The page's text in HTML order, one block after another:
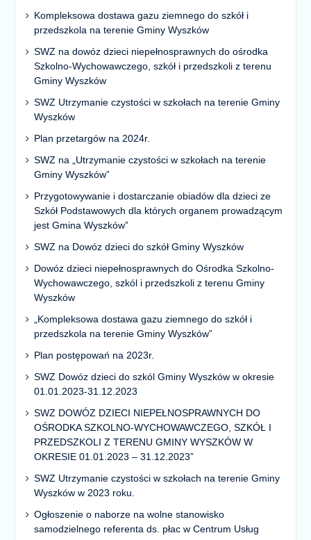
Kompleksowa dostawa gazu ziemnego do szkół i
przedszkola na terenie Gminy Wyszków
SWZ na dowóz dzieci niepełnosprawnych do ośrodka
Szkolno-Wychowawczego, szkół i przedszkoli z terenu
Gminy Wyszków
SWZ Utrzymanie czystości w szkołach na terenie Gminy
Wyszków
Plan przetargów na 2024r.
SWZ na „Utrzymanie czystości w szkołach na terenie
Gminy Wyszków”
Przygotowywanie i dostarczanie obiadów dla dzieci ze
Szkół Podstawowych dla których organem prowadzącym
jest Gmina Wyszków”
SWZ na Dowóz dzieci do szkół Gminy Wyszków
Dowóz dzieci niepełnosprawnych do Ośrodka Szkolno-
Wychowawczego, szkól i przedszkoli z terenu Gminy
Wyszków
„Kompleksowa dostawa gazu ziemnego do szkół i
przedszkola na terenie Gminy Wyszków”
Plan postępowań na 2023r.
SWZ Dowóz dzieci do szkól Gminy Wyszków w okresie
01.01.2023-31.12.2023
SWZ DOWÓZ DZIECI NIEPEŁNOSPRAWNYCH DO
OŚRODKA SZKOLNO-WYCHOWAWCZEGO, SZKÓŁ I
PRZEDSZKOLI Z TERENU GMINY WYSZKÓW W
OKRESIE 01.01.2023 – 31.12.2023”
SWZ Utrzymanie czystości w szkołach na terenie Gminy
Wyszków w 2023 roku.
Ogłoszenie o naborze na wolne stanowisko
samodzielnego referenta ds. płac w Centrum Usług